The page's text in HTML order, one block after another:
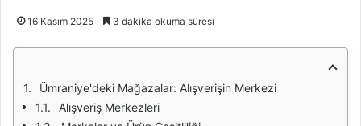
16 Kasım 2025 3 dakika okuma süresi
Ümraniye'deki Mağazalar: Alışverişin Merkezi
Alışveriş Merkezleri